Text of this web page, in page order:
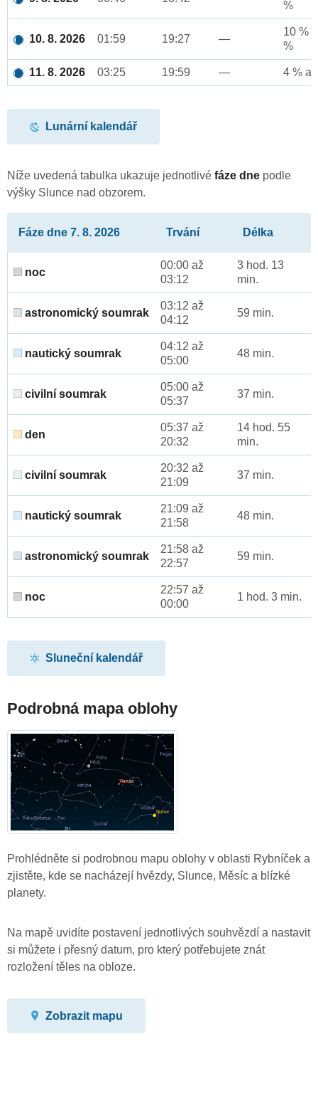
%
10. 8. 2026 01:59 19:27 —
10 %
%
11. 8. 2026 03:25 19:59 — 4 %
Lunární kalendář
Níže uvedená tabulka ukazuje jednotlivé fáze dne podle
výšky Slunce nad obzorem.
Fáze dne 7. 8. 2026 Trvání Délka
noc
00:00 až
03:12
3 hod. 13
min.
astronomický soumrak
03:12 až
04:12
59 min.
nautický soumrak
04:12 až
05:00
48 min.
civilní soumrak
05:00 až
05:37
37 min.
den
05:37 až
20:32
14 hod. 55
min.
civilní soumrak
20:32 až
21:09
37 min.
nautický soumrak
21:09 až
21:58
48 min.
astronomický soumrak
21:58 až
22:57
59 min.
noc
22:57 až
00:00
1 hod. 3 min.
Sluneční kalendář
Podrobná mapa oblohy
Prohlédněte si podrobnou mapu oblohy v oblasti Rybníček a
zjistěte, kde se nacházejí hvězdy, Slunce, Měsíc a blízké
planety.
Na mapě uvidíte postavení jednotlivých souhvězdí a nastavit
si můžete i přesný datum, pro který potřebujete znát
rozložení těles na obloze.
Zobrazit mapu